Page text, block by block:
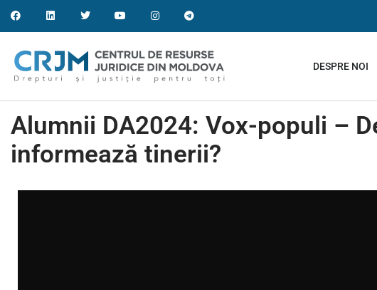
DESPRE NOI
Alumnii DA2024: Vox-populi –
informează tinerii?